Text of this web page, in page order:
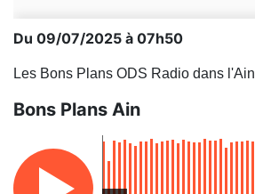
Du 09/07/2025 à 07h50
Les Bons Plans ODS Radio dans l'Ain
Bons Plans Ain